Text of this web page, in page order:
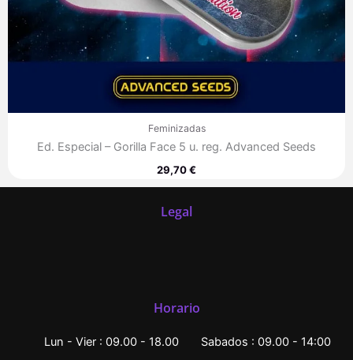
Feminizadas
Ed. Especial – Gorilla Face 5 u. reg. Advanced Seeds
29,70€
Legal
Horario
Lun - Vier : 09.00 - 18.00 Sabados : 09.00 - 14:00